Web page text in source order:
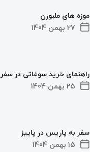
27 بهمن 1404
موزه های ملبورن
25 بهمن 1404
راهنمای خرید سوغاتی در سفر
15 بهمن 1404
سفر به پاریس در پاییز